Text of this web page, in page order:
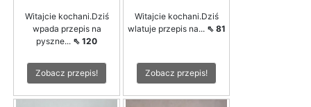
Witajcie kochani.Dziś
wpada przepis na
pyszne... ⇖ 120
Zobacz przepis!
Witajcie kochani.Dziś
wlatuje przepis na... ⇖ 81
Zobacz przepis!